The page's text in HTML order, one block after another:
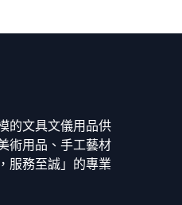
的文具文儀用品供
術用品、手工藝材
服務至誠」的專業